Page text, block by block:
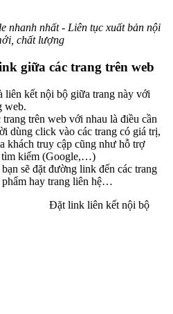
nhanh nhất - Liên tục xuất bản nội
chất lượng
giữa các trang trên web
kết nội bộ giữa trang này với
web.
trên web với nhau là điều cần
dùng click vào các trang có giá trị,
khách truy cập cũng như hỗ trợ
tìm kiếm (Google,…)
sẽ đặt đường link đến các trang
hay trang liên hệ…